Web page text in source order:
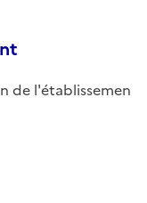
de l'établissemen